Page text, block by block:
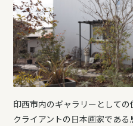
印西市内のギャラリーとしての
クライアントの日本画家であ